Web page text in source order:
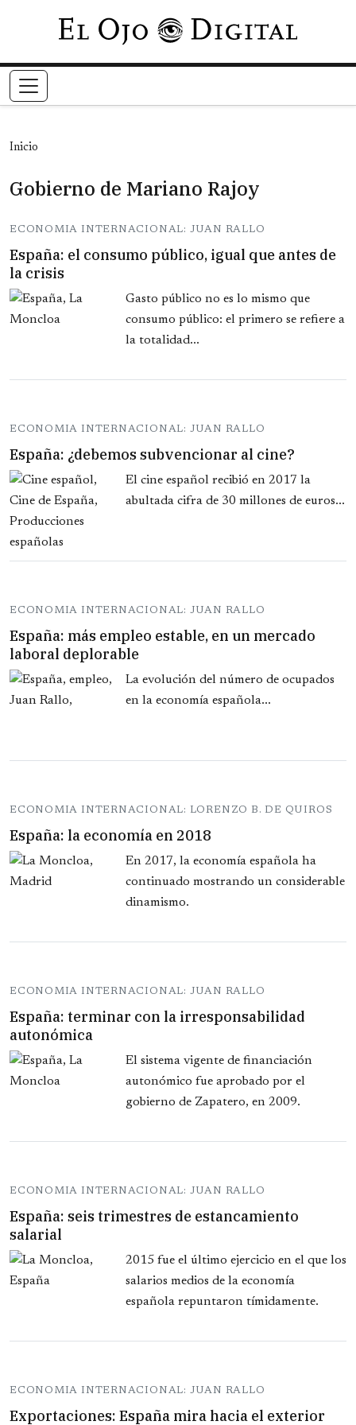
Pasar al contenido principal
Inicio
Gobierno de Mariano Rajoy
ECONOMIA INTERNACIONAL: JUAN RALLO
España: el consumo público, igual que antes de
la crisis
Gasto público no es lo mismo que
consumo público: el primero se refiere a
la totalidad...
ECONOMIA INTERNACIONAL: JUAN RALLO
España: ¿debemos subvencionar al cine?
El cine español recibió en 2017 la
abultada cifra de 30 millones de euros...
ECONOMIA INTERNACIONAL: JUAN RALLO
España: más empleo estable, en un mercado
laboral deplorable
La evolución del número de ocupados
en la economía española...
ECONOMIA INTERNACIONAL: LORENZO B. DE QUIROS
España: la economía en 2018
En 2017, la economía española ha
continuado mostrando un considerable
dinamismo.
ECONOMIA INTERNACIONAL: JUAN RALLO
España: terminar con la irresponsabilidad
autonómica
El sistema vigente de financiación
autonómico fue aprobado por el
gobierno de Zapatero, en 2009.
ECONOMIA INTERNACIONAL: JUAN RALLO
España: seis trimestres de estancamiento
salarial
2015 fue el último ejercicio en el que los
salarios medios de la economía
española repuntaron tímidamente.
ECONOMIA INTERNACIONAL: JUAN RALLO
Exportaciones: España mira hacia el exterior